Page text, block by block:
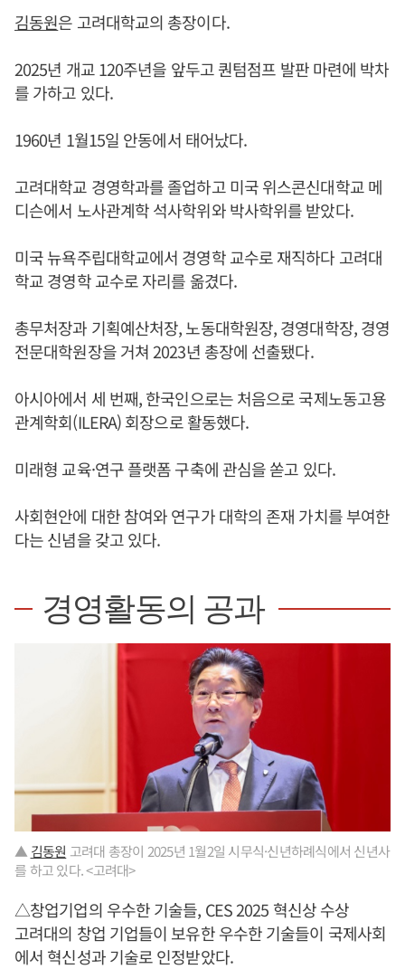
김동원은 고려대학교의 총장이다.
2025년 개교 120주년을 앞두고 퀀텀점프 발판 마련에 박차
를 가하고 있다.
1960년 1월15일 안동에서 태어났다.
고려대학교 경영학과를 졸업하고 미국 위스콘신대학교 메
디슨에서 노사관계학 석사학위와 박사학위를 받았다.
미국 뉴욕주립대학교에서 경영학 교수로 재직하다 고려대
학교 경영학 교수로 자리를 옮겼다.
총무처장과 기획예산처장, 노동대학원장, 경영대학장, 경영
전문대학원장을 거쳐 2023년 총장에 선출됐다.
아시아에서 세 번째, 한국인으로는 처음으로 국제노동고용
관계학회(ILERA) 회장으로 활동했다.
미래형 교육·연구 플랫폼 구축에 관심을 쏟고 있다.
사회현안에 대한 참여와 연구가 대학의 존재 가치를 부여한
다는 신념을 갖고 있다.
경영활동의 공과
▲ 김동원 고려대 총장이 2025년 1월2일 시무식·신년하례식에서 신년사
를 하고 있다. <고려대>
△창업기업의 우수한 기술들, CES 2025 혁신상 수상
고려대의 창업 기업들이 보유한 우수한 기술들이 국제사회
에서 혁신성과 기술로 인정받았다.